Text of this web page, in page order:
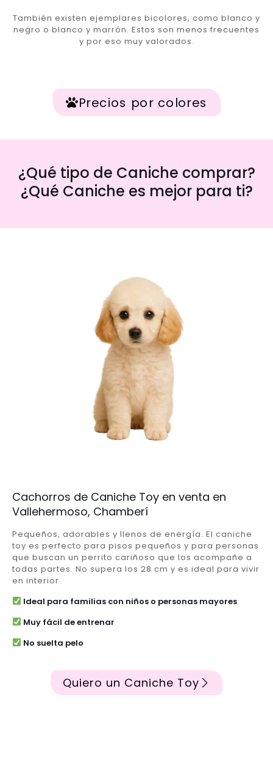
También existen ejemplares bicolores, como blanco y
negro o blanco y marrón. Estos son menos frecuentes
y por eso muy valorados.
Precios por colores
¿Qué tipo de Caniche comprar?
¿Qué Caniche es mejor para ti?
Cachorros de Caniche Toy en venta en
Vallehermoso, Chamberí
Pequeños, adorables y llenos de energía. El caniche
toy es perfecto para pisos pequeños y para personas
que buscan un perrito cariñoso que los acompañe a
todas partes. No supera los 28 cm y es ideal para vivir
en interior.
Ideal para familias con niños o personas mayores
Muy fácil de entrenar
No suelta pelo
Quiero un Caniche Toy